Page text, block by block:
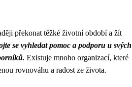
překonat těžké životní období a žít
se vyhledat pomoc a podporu u svých
Existuje mnoho organizací, které
rovnováhu a radost ze života.